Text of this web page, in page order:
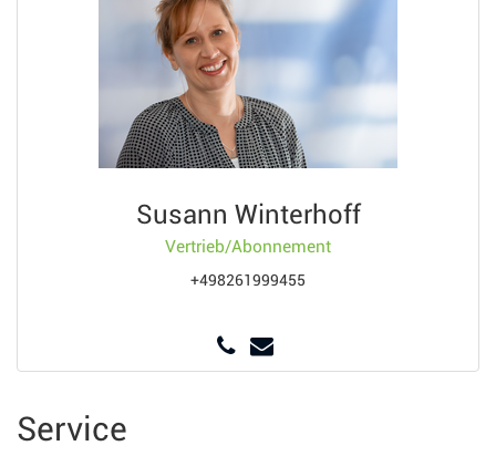
Susann Winterhoff
Vertrieb/Abonnement
+498261999455
Service